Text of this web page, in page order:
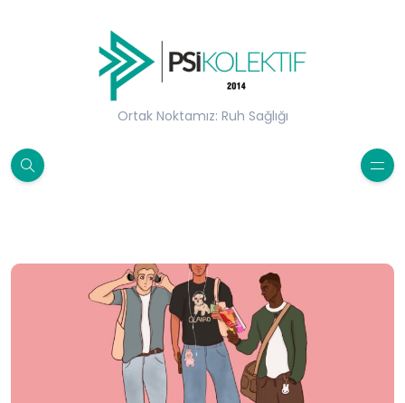
Ortak Noktamız: Ruh Sağlığı